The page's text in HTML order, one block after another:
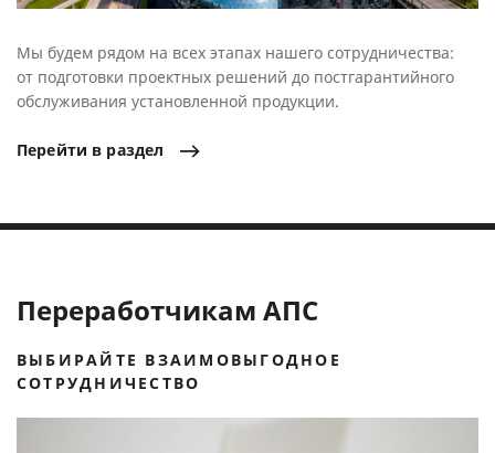
Мы будем рядом на всех этапах нашего сотрудничества:
от подготовки проектных решений до постгарантийного
обслуживания установленной продукции.
Перейти в раздел
Переработчикам АПС
ВЫБИРАЙТЕ ВЗАИМОВЫГОДНОЕ
СОТРУДНИЧЕСТВО